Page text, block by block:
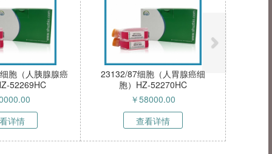
胞（人胰腺腺癌
52269HC
详情
23132/87细胞（人胃腺癌细
胞）HZ-52270HC
￥58000.00
查看详情